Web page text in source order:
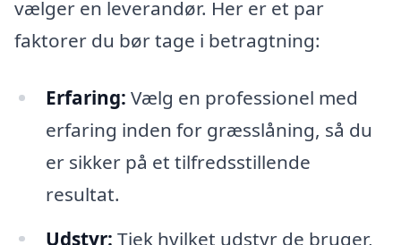
vælger en leverandør. Her er et par
faktorer du bør tage i betragtning:
Erfaring: Vælg en professionel med
erfaring inden for græsslåning, så du
er sikker på et tilfredsstillende
resultat.
Udstyr: Tjek hvilket udstyr de bruger,